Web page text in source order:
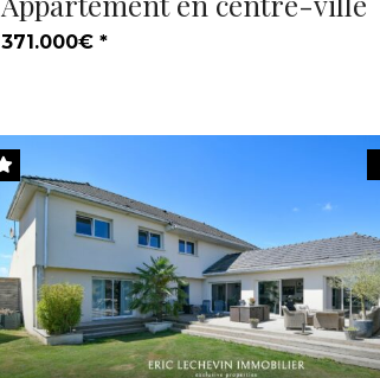
371.000€ *